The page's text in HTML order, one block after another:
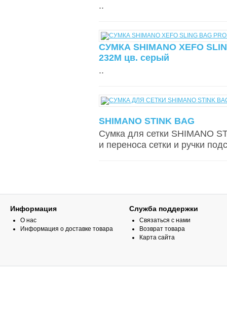
..
СУМКА SHIMANO XEFO
232M цв. серый
..
SHIMANO STINK BAG
Сумка для сетки SHIMANO
и переноса сетки и ручки
Информация
О нас
Информация о доставке товара
Служба поддержки
Связаться с нами
Возврат товара
Карта сайта